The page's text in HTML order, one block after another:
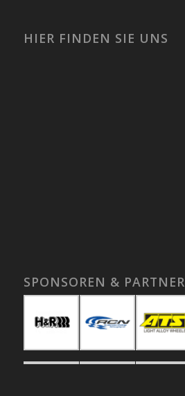
HIER FINDEN SIE UNS
SPONSOREN & PARTNER